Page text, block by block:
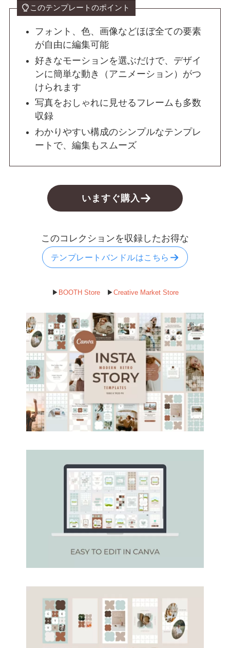
このテンプレートのポイント
フォント、色、画像などほぼ全ての要素
が自由に編集可能
好きなモーションを選ぶだけで、デザイ
ンに簡単な動き（アニメーション）がつ
けられます
写真をおしゃれに見せるフレームも多数
収録
わかりやすい構成のシンプルなテンプレ
ートで、編集もスムーズ
いますぐ購入
このコレクションを収録したお得な
テンプレートバンドルはこちら
▶︎ BOOTH Store▶︎Creative Market Store